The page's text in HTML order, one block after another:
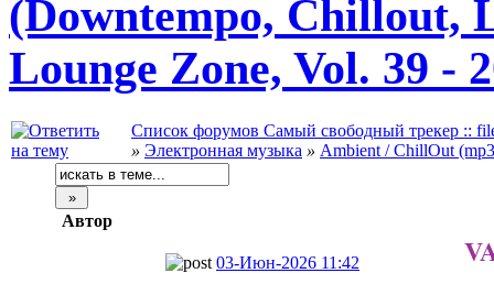
(Downtempo, Chillout,
Lounge Zone, Vol. 39 -
Список форумов Самый свободный трекер ::
» Электронная музыка » Ambient / ChillOut
Автор
03-Июн-2026 11:42